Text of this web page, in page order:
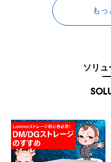
もっ
ソリュ